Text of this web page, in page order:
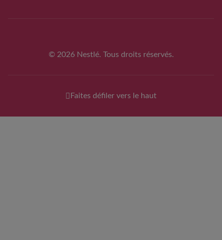
© 2026 Nestlé. Tous droits réservés.
Faites défiler vers le haut